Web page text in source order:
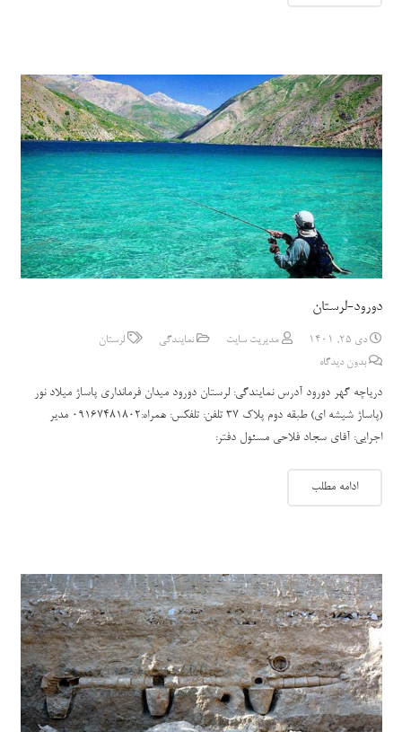
دورود-لرستان
دی 25, 1401 مدیریت سایت نمایندگی
لرستان
بدون دیدگاه
دریاچه گهر دورود آدرس نمایندگی: لرستان دورود میدان فرمانداری پاساژ میلاد نور
(پاساژ شیشه ای) طبقه دوم پلاک 37 تلفن: تلفکس: همراه:09167481802 مدیر
اجرایی: آقای سجاد فلاحی مسئول دفتر:
ادامه مطلب